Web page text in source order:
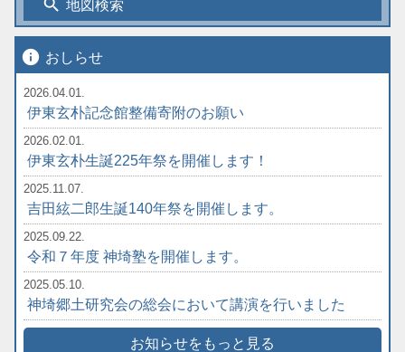
search 地図検索
info おしらせ
2026.04.01.
伊東玄朴記念館整備寄附のお願い
2026.02.01.
伊東玄朴生誕225年祭を開催します！
2025.11.07.
吉田絃二郎生誕140年祭を開催します。
2025.09.22.
令和７年度 神埼塾を開催します。
2025.05.10.
神埼郷土研究会の総会において講演を行いました
お知らせをもっと見る